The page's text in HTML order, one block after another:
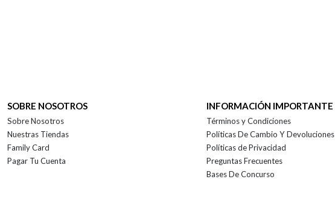
SOBRE NOSOTROS
Sobre Nosotros
Nuestras Tiendas
Family Card
Pagar Tu Cuenta
INFORMACIÓN IMPORTANTE
Términos y Condiciones
Políticas De Cambio Y Devoluciones
Políticas de Privacidad
Preguntas Frecuentes
Bases De Concurso